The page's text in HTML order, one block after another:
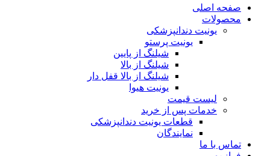
صفحه اصلی
محصولات
یونیت دندانپزشکی
یونیت پرستو
شیلنگ از پایین
شیلنگ از بالا
شیلنگ از بالا قفل دار
یونیت هیوا
لیست قیمت
خدمات پس از خرید
قطعات یونیت دندانپزشکی
نمایندگان
تماس با ما